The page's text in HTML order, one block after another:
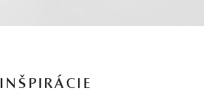
INŠPIRÁCIE